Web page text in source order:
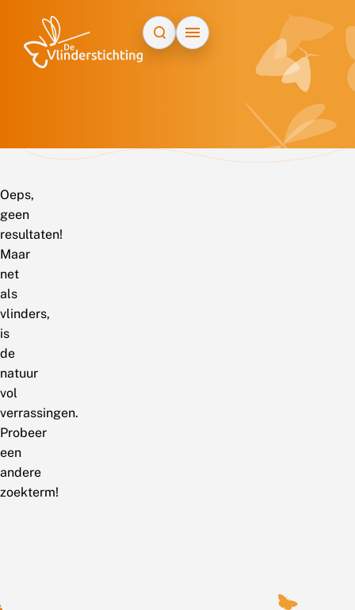
Oeps,
geen
resultaten!
Maar
net
als
vlinders,
is
de
natuur
vol
verrassingen.
Probeer
een
andere
zoekterm!